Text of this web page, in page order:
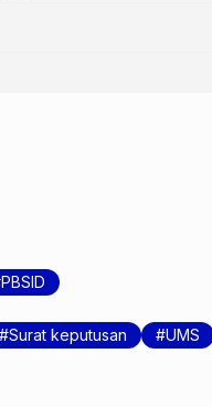
PBSID
Surat keputusan
UMS